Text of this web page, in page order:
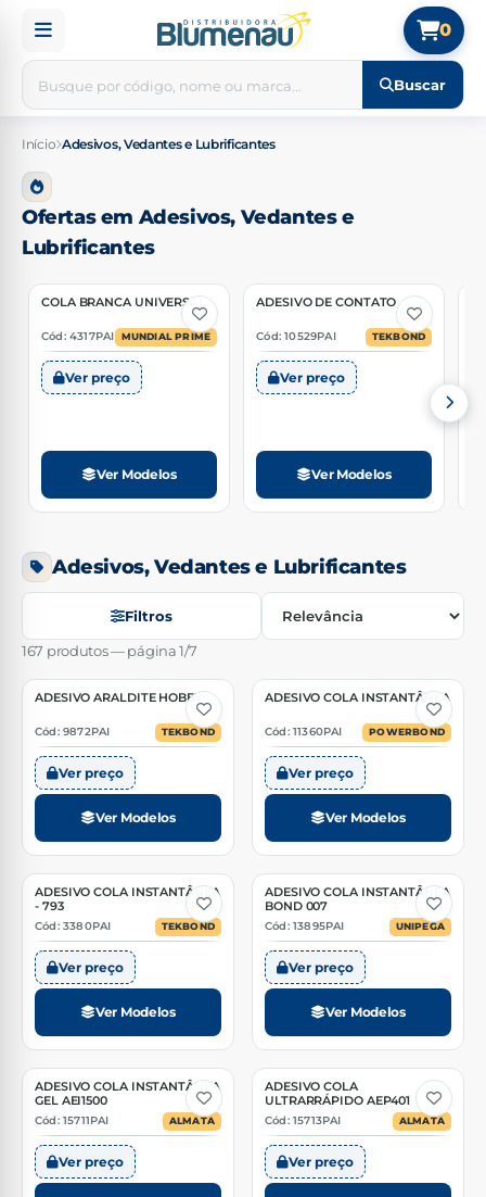
Buscar
0
Início Adesivos, Vedantes e Lubrificantes
Ofertas em Adesivos, Vedantes e
Lubrificantes
1 Opção
COLA BRANCA UNIVERSAL
Cód: 4317PAI MUNDIAL PRIME
Ver preço
Ver Modelos
2 Opções
ADESIVO DE CONTATO
Cód: 10529PAI TEKBOND
Ver preço
Ver Modelos
Adesivos, Vedantes e Lubrificantes
Filtros
167 produtos — página 1/7
Ordenar por
2 Opções
ADESIVO ARALDITE HOBBY
Cód: 9872PAI TEKBOND
Ver preço
Ver Modelos
2 Opções
ADESIVO COLA INSTANTÂNEA
Cód: 11360PAI POWERBOND
Ver preço
Ver Modelos
2 Opções
ADESIVO COLA INSTANTÂNEA
- 793
Cód: 3380PAI
TEKBOND
Ver preço
Ver Modelos
2 Opções
ADESIVO COLA INSTANTÂNEA
BOND 007
Cód: 13895PAI
UNIPEGA
Ver preço
Ver Modelos
2 Opções
ADESIVO COLA INSTANTÂNEA
GEL AEI1500
Cód: 15711PAI
ALMATA
Ver preço
2 Opções
ADESIVO COLA
ULTRARRÁPIDO AEP401
Cód: 15713PAI
ALMATA
Ver preço